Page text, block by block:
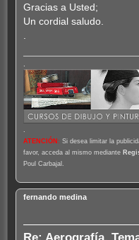
a
e
Gracias a Usted;
Un cordial saludo.
.
ATENCIÓN : Si desea limitar la
favor, acceda al mismo mediante
Poul Carbajal.
fernando medina
Re: Aerografía.